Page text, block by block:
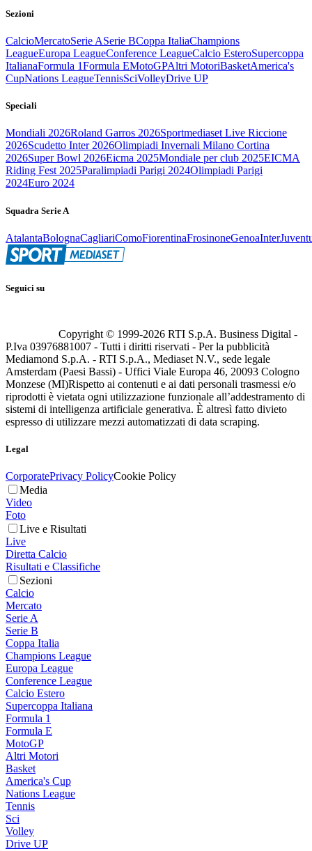
Sezioni
CalcioMercatoSerie ASerie BCoppa ItaliaChampions
LeagueEuropa LeagueConference LeagueCalcio EsteroSupercoppa
ItalianaFormula 1Formula EMotoGPAltri MotoriBasketAmerica's
CupNations LeagueTennisSciVolleyDrive UP
Speciali
Mondiali 2026Roland Garros 2026Sportmediaset Live Riccione
2026Scudetto Inter 2026Olimpiadi Invernali Milano Cortina
2026Super Bowl 2026Eicma 2025Mondiale per club 2025EICMA
Riding Fest 2025Paralimpiadi Parigi 2024Olimpiadi Parigi
2024Euro 2024
Squadra Serie A
AtalantaBolognaCagliariComoFiorentinaFrosinoneGenoaInter
Seguici su
Copyright © 1999-2026 RTI S.p.A. Business Digital -
P.Iva 03976881007 - Tutti i diritti riservati - Per la pubblicità
Mediamond S.p.A. - RTI S.p.A., Mediaset N.V., sede legale
Amsterdam (Paesi Bassi) - Uffici Viale Europa 46, 20093 Cologno
Monzese (MI)Rispetto ai contenuti e ai dati personali trasmessi e/o
riprodotti è vietata ogni utilizzazione funzionale all’addestramento di
sistemi di intelligenza artificiale generativa. È altresì fatto divieto
espresso di utilizzare mezzi automatizzati di data scraping.
Legal
CorporatePrivacy PolicyCookie Policy
Media
Video
Foto
Live e Risultati
Live
Diretta Calcio
Risultati e Classifiche
Sezioni
Calcio
Mercato
Serie A
Serie B
Coppa Italia
Champions League
Europa League
Conference League
Calcio Estero
Supercoppa Italiana
Formula 1
Formula E
MotoGP
Altri Motori
Basket
America's Cup
Nations League
Tennis
Sci
Volley
Drive UP